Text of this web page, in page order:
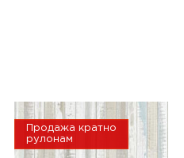
Продажа кратно
рулонам